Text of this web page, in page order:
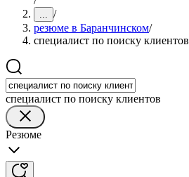
... /
резюме в Баранчинском/
специалист по поиску клиентов
специалист по поиску клиентов
Резюме